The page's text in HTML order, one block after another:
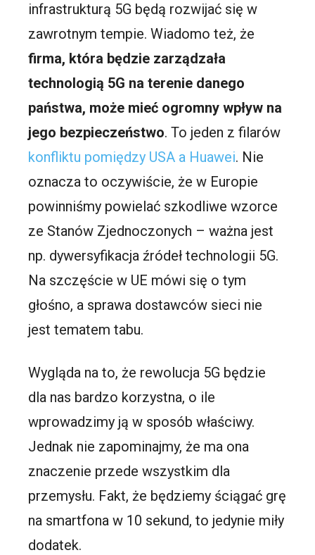
infrastrukturą 5G będą rozwijać się w
zawrotnym tempie. Wiadomo też, że
firma, która będzie zarządzała
technologią 5G na terenie danego
państwa, może mieć ogromny wpływ na
jego bezpieczeństwo. To jeden z filarów
konfliktu pomiędzy USA a Huawei. Nie
oznacza to oczywiście, że w Europie
powinniśmy powielać szkodliwe wzorce
ze Stanów Zjednoczonych – ważna jest
np. dywersyfikacja źródeł technologii 5G.
Na szczęście w UE mówi się o tym
głośno, a sprawa dostawców sieci nie
jest tematem tabu.
Wygląda na to, że rewolucja 5G będzie
dla nas bardzo korzystna, o ile
wprowadzimy ją w sposób właściwy.
Jednak nie zapominajmy, że ma ona
znaczenie przede wszystkim dla
przemysłu. Fakt, że będziemy ściągać grę
na smartfona w 10 sekund, to jedynie miły
dodatek.